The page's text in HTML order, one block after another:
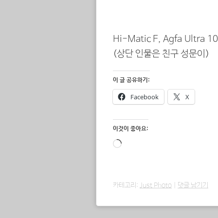
Hi-Matic F, Agfa Ultra
(상단 인물은 친구 성문이)
이 글 공유하기:
Facebook X
이것이 좋아요:
로
카테고리: Just Photo 댓글 남기기